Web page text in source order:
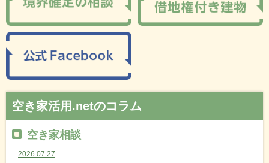
空き家活用.netのコラム
空き家相談
2026.07.27